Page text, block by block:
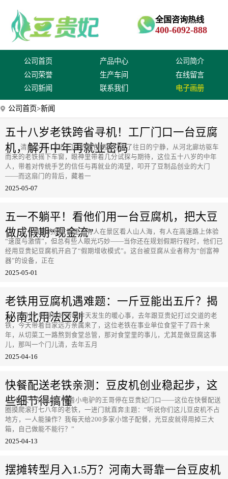
全国咨询热线
400-6092-888
公司首页 产品中心
公司简介
公司荣誉
生产车间
在线留言
公司新闻
联系我们 电子画册
公司首页>新闻
五十八岁老铁跨省寻机！工厂门口一台豆腐
机，解开中年再就业密码
清晨七点，工厂门口的黑色朗逸打破了往日的宁静，从河北廊坊驱车
而来的老铁摇下车窗，眼神里带着几分试探与期待，这位五十八岁的中年
人，带着对传统手艺的信任与再就业的渴望，叩开了豆制品创业的大门
——而这扇门的背后，藏着一
2025-05-07
五一不躺平！看他们用一台豆腐机，把大豆
做成假期“现金流”
五一假期的朋友圈里，有人在景区看人山人海，有人在高速路上体验
“速度与激情”，但总有些人眼光巧妙——当你还在规划假期行程时，他们已
经用豆贵妃豆腐机开启了“假期增收模式”。这台被豆腐从业者称为“创富神
器”的设备，正在
2025-05-01
老铁用豆腐机遇难题：一斤豆能出五斤？揭
秘南北用法区别
今儿个咱得好好唠唠昨天发生的暖心事，去年跟豆贵妃打过交道的老
铁，今天带着自家远方亲属来了，这位老铁在事业单位食堂干了四十来
年，从切菜工一路熬到食堂总管，那对食堂里的事儿，尤其是做豆腐这事
儿，那叫一个门儿清，去年五月
2025-04-16
快餐配送老铁亲测：豆皮机创业稳起步，这
些细节得搞懂
昨天下午两点，开着小电驴的王哥停在豆贵妃门口——这位在快餐配送
圈摸爬滚打七八年的老铁，一进门就直奔主题：“听说你们这儿豆皮机不占
地方，一人能操作？我每天给200多家小馆子配餐，光豆皮就得用掉三大
箱，自己做能不能行？”
2025-04-13
摆摊转型月入1.5万？河南大哥靠一台豆皮机